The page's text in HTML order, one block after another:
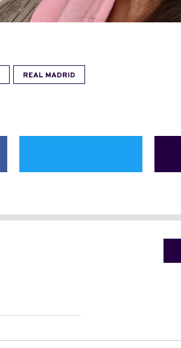
REAL MADRID